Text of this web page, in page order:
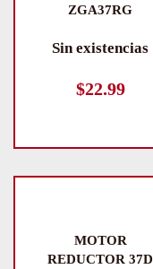
ZGA37RG
Sin existencias
$22.99
MOTOR
REDUCTOR 37D